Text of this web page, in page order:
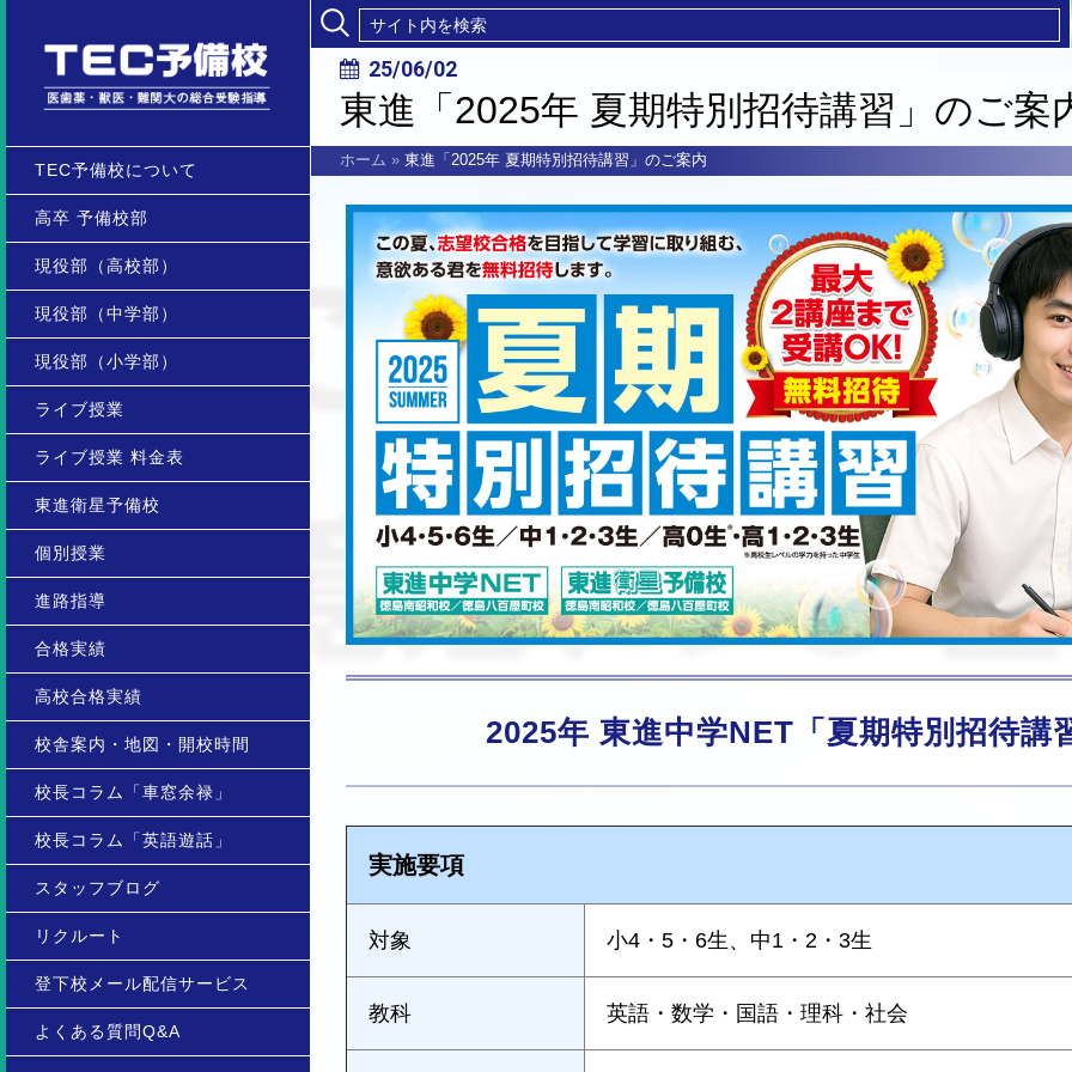
TEC予備校について
高卒 予備校部
現役部（高校部）
現役部（中学部）
現役部（小学部）
ライブ授業
ライブ授業 料金表
東進衛星予備校
個別授業
進路指導
合格実績
高校合格実績
校舎案内・地図・開校時間
校長コラム「車窓余禄」
校長コラム「英語遊話」
スタッフブログ
リクルート
登下校メール配信サービス
よくある質問Q&A
25/06/02
東進「2025年 夏期特別招待講習」のご案
ホーム » 東進「2025年 夏期特別招待講習」のご案内
2025年 東進中学NET「夏期特別招待講
実施要項
対象 小4・5・6生、中1・2・3生
教科 英語・数学・国語・理科・社会